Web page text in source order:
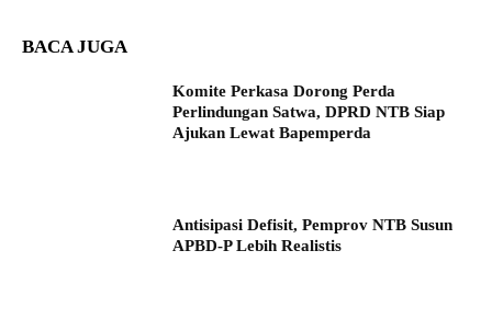
BACA JUGA
Komite Perkasa Dorong Perda
Perlindungan Satwa, DPRD NTB Siap
Ajukan Lewat Bapemperda
Antisipasi Defisit, Pemprov NTB Susun
APBD-P Lebih Realistis